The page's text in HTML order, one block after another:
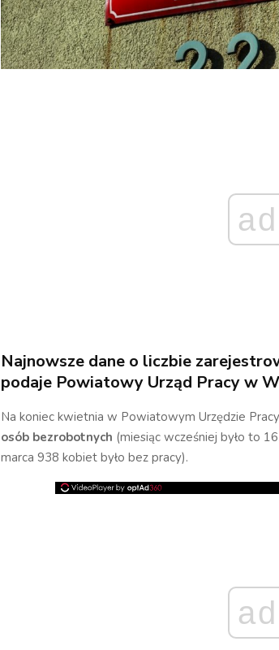
ad
Najnowsze dane o liczbie
podaje Powiatowy Urząd Pracy w
Na koniec kwietnia w Powiatowym Urzędzie
osób bezrobotnych (miesiąc wcześniej było to
marca 938 kobiet było bez pracy).
ad